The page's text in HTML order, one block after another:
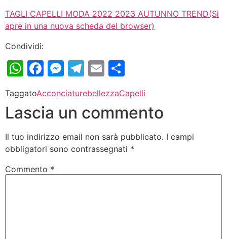
TAGLI CAPELLI MODA 2022 2023 AUTUNNO TREND(Si
apre in una nuova scheda del browser)
Condividi:
WhatsApp
Facebook
Messenger
Telegram
Email
TaggatoAcconciaturebellezzaCapelli
Lascia un commento
Il tuo indirizzo email non sarà pubblicato. I campi
obbligatori sono contrassegnati *
Commento *